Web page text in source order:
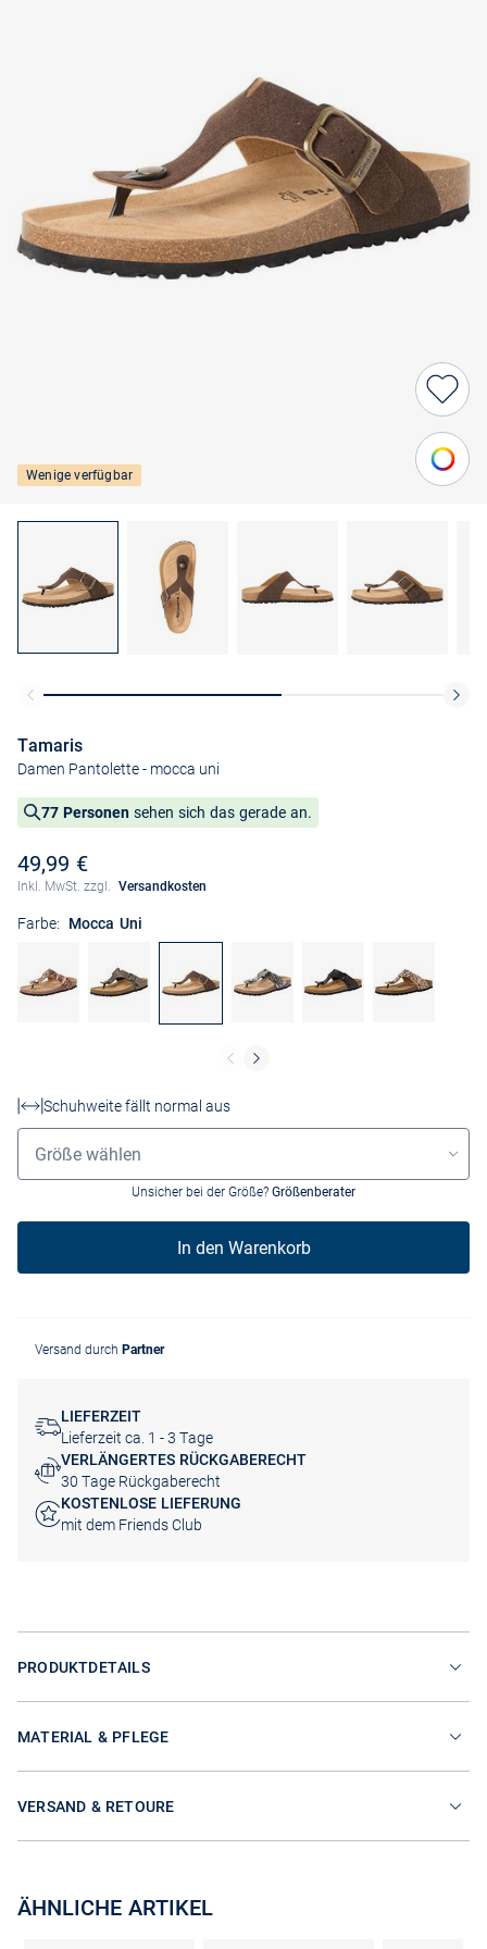
Wenige verfügbar
Tamaris
Damen Pantolette- mocca uni
77 Personen sehen sich das gerade an.
49,99 €
Inkl. MwSt. zzgl. Versandkosten
Farbe: Mocca Uni
Schuhweite fällt normal aus
Größenauswahl
Größe wählen
Unsicher bei der Größe? Größenberater
In den Warenkorb
Versand durch Partner
LIEFERZEIT
Lieferzeit ca. 1 - 3 Tage
VERLÄNGERTES RÜCKGABERECHT
30 Tage Rückgaberecht
KOSTENLOSE LIEFERUNG
mit dem Friends Club
PRODUKTDETAILS
MATERIAL & PFLEGE
VERSAND & RETOURE
ÄHNLICHE ARTIKEL